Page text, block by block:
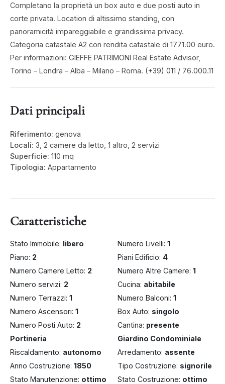
Completano la proprietà un box auto e due posti auto in
corte privata. Location di altissimo standing, con
panoramicità impareggiabile e grandissima privacy.
Categoria catastale A2 con rendita catastale di 1771.00 euro.
Per informazioni: GIEFFE PATRIMONI Real Estate Advisor,
Torino – Londra – Alba – Milano – Roma. (+39) 011 / 76.000.11
Dati principali
Riferimento: genova
Locali: 3, 2 camere da letto, 1 altro, 2 servizi
Superficie: 110 mq
Tipologia: Appartamento
Caratteristiche
Stato Immobile: libero Numero Livelli: 1
Piano: 2 Piani Edificio: 4
Numero Camere Letto: 2 Numero Altre Camere: 1
Numero servizi: 2 Cucina: abitabile
Numero Terrazzi: 1 Numero Balconi: 1
Numero Ascensori: 1 Box Auto: singolo
Numero Posti Auto: 2 Cantina: presente
Portineria
Giardino Condominiale
Riscaldamento: autonomo Arredamento: assente
Anno Costruzione: 1850 Tipo Costruzione: signorile
Stato Manutenzione: ottimo Stato Costruzione: ottimo